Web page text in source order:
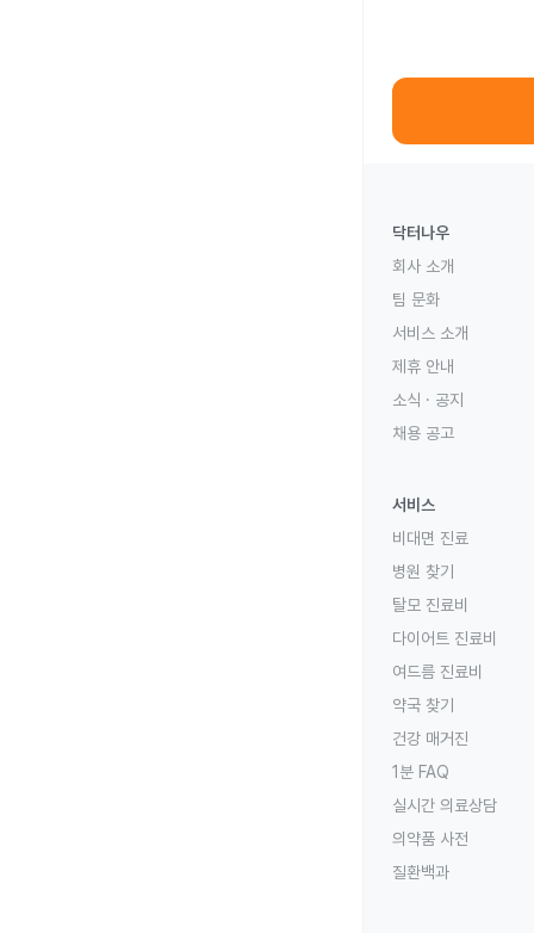
닥터나우
회사 소개
팀 문화
서비스 소개
제휴 안내
소식 · 공지
채용 공고
서비스
비대면 진료
병원 찾기
탈모 진료비
다이어트 진료비
여드름 진료비
약국 찾기
건강 매거진
1분 FAQ
실시간 의료상담
의약품 사전
질환백과